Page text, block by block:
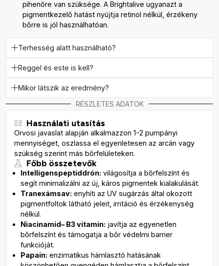
pihenőre van szüksége. A Brightalive ugyanazt a
pigmentkezelő hatást nyújtja retinol nélkül, érzékeny
bőrre is jól használhatóan.
Terhesség alatt használható?
Reggel és este is kell?
Mikor látszik az eredmény?
RÉSZLETES ADATOK
Használati utasítás
Orvosi javaslat alapján alkalmazzon 1-2 pumpányi
mennyiséget, oszlassa el egyenletesen az arcán vagy
szükség szerint más bőrfelületeken.
Főbb összetevők
Intelligenspeptiddrón: világosítja a bőrfelszínt és
segít minimalizálni az új, káros pigmentek kialakulását.
Tranexámsav: enyhíti az UV sugárzás által okozott
pigmentfoltok látható jeleit, irritáció és érzékenység
nélkül.
Niacinamid– B3 vitamin: javítja az egyenetlen
bőrfelszínt és támogatja a bőr védelmi barrier
funkcióját.
Papain: enzimatikus hámlasztó hatásának